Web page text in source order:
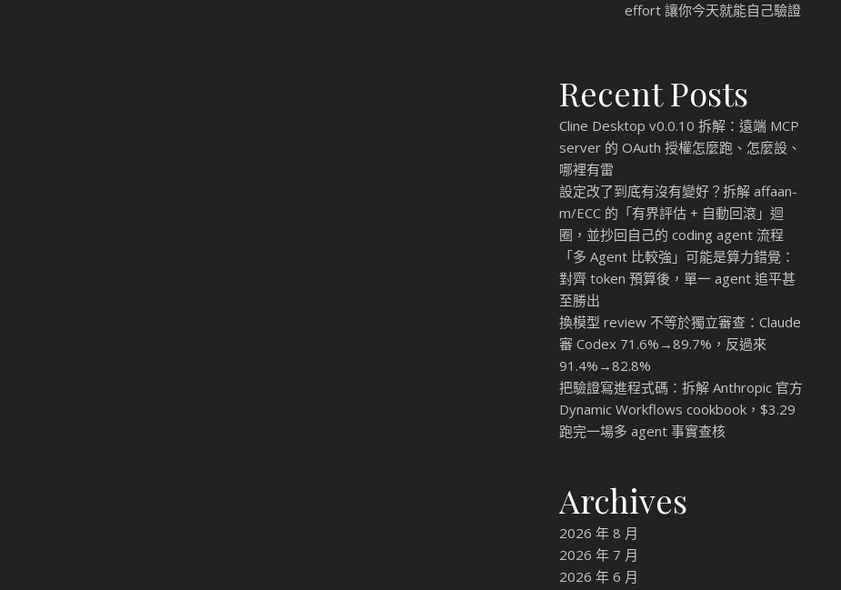
effort 讓你今天就能自己驗證
Recent Posts
Cline Desktop v0.0.10 拆解：遠端 MCP
server 的 OAuth 授權怎麼跑、怎麼設、
哪裡有雷
設定改了到底有沒有變好？拆解 affaan-
m/ECC 的「有界評估 + 自動回滾」迴
圈，並抄回自己的 coding agent 流程
「多 Agent 比較強」可能是算力錯覺：
對齊 token 預算後，單一 agent 追平甚
至勝出
換模型 review 不等於獨立審查：Claude
審 Codex 71.6%→89.7%，反過來
91.4%→82.8%
把驗證寫進程式碼：拆解 Anthropic 官方
Dynamic Workflows cookbook，$3.29
跑完一場多 agent 事實查核
Archives
2026 年 8 月
2026 年 7 月
2026 年 6 月